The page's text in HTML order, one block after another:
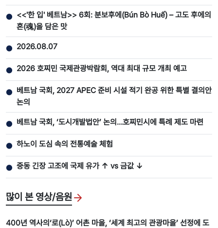
● <<'한 입' 베트남>> 6회: 분보후에(Bún Bò Huế) – 고도 후에의
혼(魂)을 담은 맛
● 2026.08.07
● 2026 호찌민 국제관광박람회, 역대 최대 규모 개최 예고
● 베트남 국회, 2027 APEC 준비 시설 적기 완공 위한 특별 결의안
논의
● 베트남 국회, ‘도시개발법안’ 논의…호찌민시에 특례 제도 마련
● 하노이 도심 속의 전통예술 체험
● 중동 긴장 고조에 국제 유가 ↑ vs 금값 ↓
많이 본 영상/음원
400년 역사의‘로(Lò)’ 어촌 마을, ‘세계 최고의 관광마을’ 선정에 도